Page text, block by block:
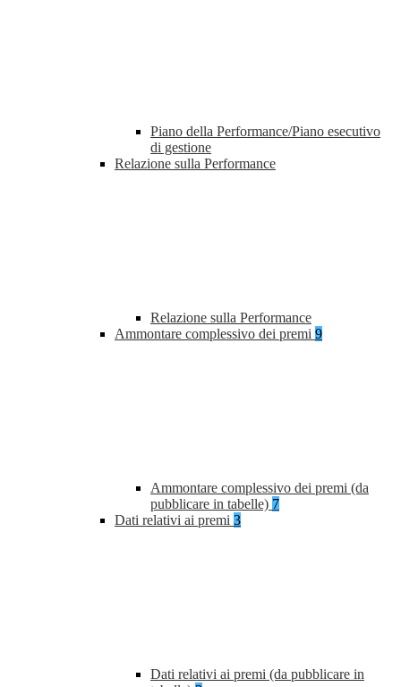
Piano della Performance/Piano esecutivo
di gestione
Relazione sulla Performance
Relazione sulla Performance
Ammontare complessivo dei premi 9
Ammontare complessivo dei premi (da
pubblicare in tabelle) 7
Dati relativi ai premi 3
Dati relativi ai premi (da pubblicare in